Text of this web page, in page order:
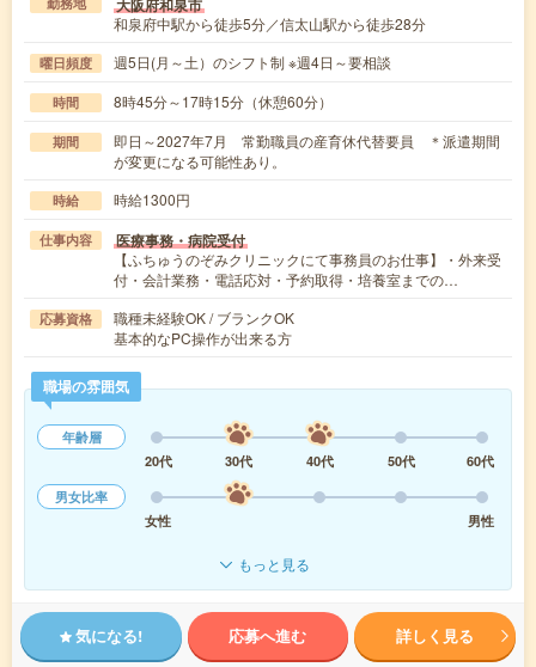
大阪府和泉市
和泉府中駅から徒歩5分／信太山駅から徒歩28分
曜日頻度 週5日(月～土）のシフト制 ※週4日～要相談
時間 8時45分～17時15分（休憩60分）
期間
即日～2027年7月 常勤職員の産育休代替要員 ＊派遣期間
が変更になる可能性あり。
時給 時給1300円
仕事内容 医療事務・病院受付
【ふちゅうのぞみクリニックにて事務員のお仕事】・外来受
付・会計業務・電話応対・予約取得・培養室までの…
応募資格
職種未経験OK / ブランクOK
基本的なPC操作が出来る方
職場の雰囲気
年齢層
20代
30代 40代 50代
60代
男女比率
女性
男性
もっと見る
気になる! 応募へ進む 詳しく見る